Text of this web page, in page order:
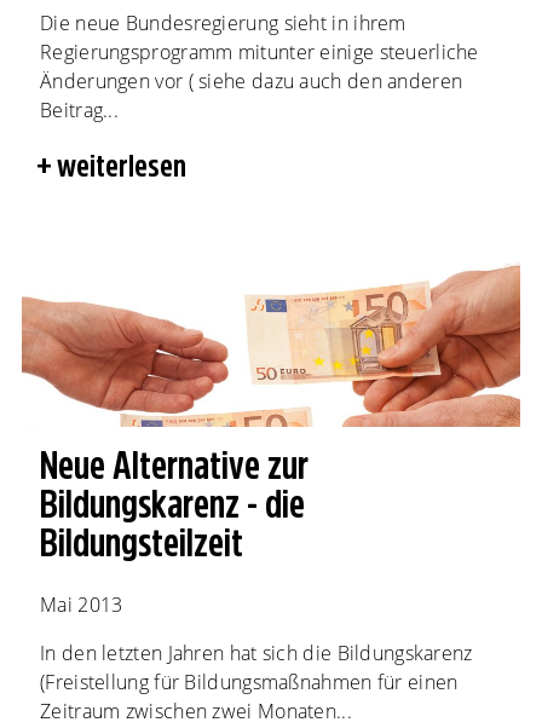
Die neue Bundesregierung sieht in ihrem
Regierungsprogramm mitunter einige steuerliche
Änderungen vor ( siehe dazu auch den anderen
Beitrag...
weiterlesen
Neue Alternative zur
Bildungskarenz - die
Bildungsteilzeit
Mai 2013
In den letzten Jahren hat sich die Bildungskarenz
(Freistellung für Bildungsmaßnahmen für einen
Zeitraum zwischen zwei Monaten...